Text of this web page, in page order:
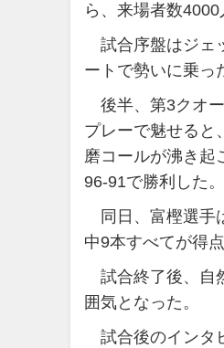
ら、来場者数4000
試合序盤はジェ
ートで勢いに乗っ
後半、第3クオ
プレーで魅せると
磨コールが沸き起
96-91で勝利した。
同日、富樫選手
中9本すべてが得
試合終了後、自
囲気となった。
試合後のインタ